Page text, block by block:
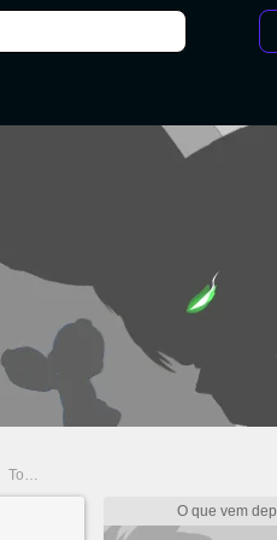
Todos os campeões de LoL: habilidades, skins, história e mais : Nautilus - Skins